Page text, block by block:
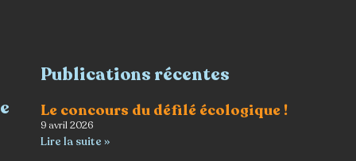
Publications récentes
Le concours du défilé écologique !
9 avril 2026
Lire la suite »